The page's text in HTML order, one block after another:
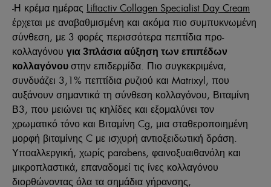
-Η κρέμα ημέρας Liftactiv Collagen Specialist Day Cream
έρχεται με αναβαθμισμένη και ακόμα πιο συμπυκνωμένη
σύνθεση, με 3 φορές περισσότερα πεπτίδια προ-
κολλαγόνου για 3πλάσια αύξηση των επιπέδων
κολλαγόνου στην επιδερμίδα. Πιο συγκεκριμένα,
συνδυάζει 3,1% πεπτίδια ρυζιού και Matrixyl, που
αυξάνουν σημαντικά τη σύνθεση κολλαγόνου, Βιταμίνη
Β3, που μειώνει τις κηλίδες και εξομαλύνει τον
χρωματικό τόνο και Βιταμίνη Cg, μια σταθεροποιημένη
μορφή βιταμίνης C με ισχυρή αντιοξειδωτική δράση.
Υποαλλεργική, χωρίς parabens, φαινοξυαιθανόλη και
μικροπλαστικά, επαναδομεί τις ίνες κολλαγόνου
διορθώνοντας όλα τα σημάδια γήρανσης,